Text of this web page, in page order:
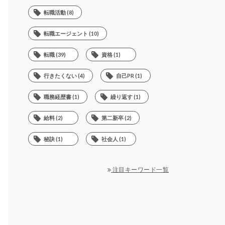
転職活動 (8)
転職エージェント (10)
転職 (39) 資格 (1)
行きたくない (4) 自己PR (1)
職務経歴書 (1) 繰り返す (1)
給料 (2) 第二新卒 (2)
秘訣 (1) 社会人 (1)
注目キーワード一覧